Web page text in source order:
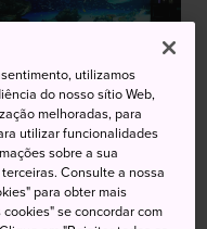
zoológico de
Shaboten
utilizamos
do nosso sítio Web,
melhoradas, para
utilizar funcionalidades
sobre a sua
Consulte a nossa
para obter mais
se concordar com